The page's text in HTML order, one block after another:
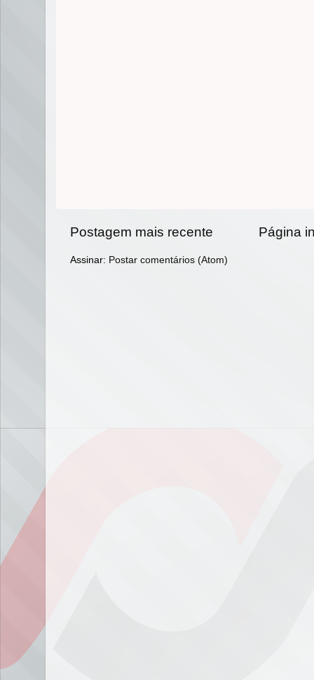
Postagem mais recente Página
Assinar: Postar comentários (Atom)